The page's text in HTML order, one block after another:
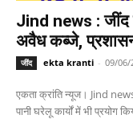
Jind news : जींद
अवैध कब्जे, प्रशासन
जींद ekta kranti - 09/06/
एकता क्रांति न्यूज। Jind
पानी घरेलू कार्यों में भी प्रयोग